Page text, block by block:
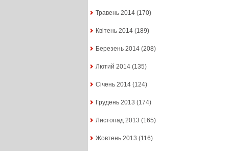
Травень 2014(170)
Квітень 2014(189)
Березень 2014(208)
Лютий 2014(135)
Січень 2014(124)
Грудень 2013 (174)
Листопад 2013 (165)
Жовтень 2013 (116)